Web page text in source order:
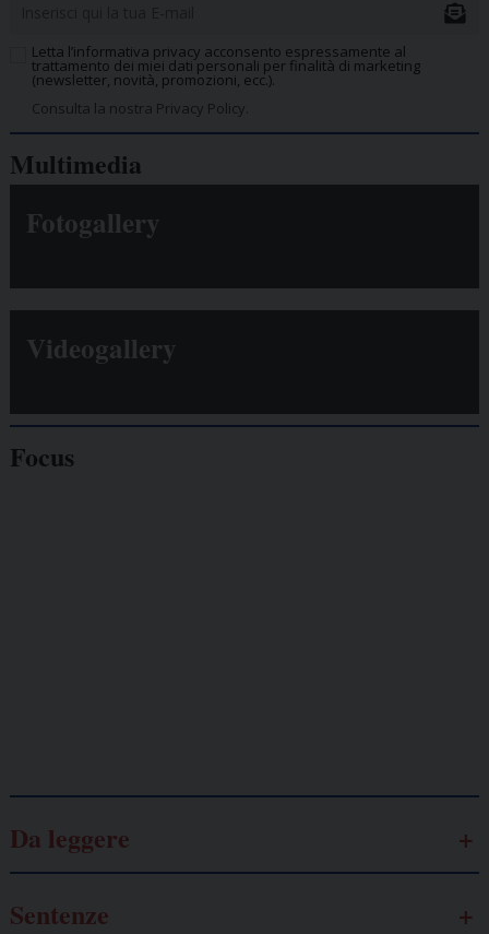
Letta l’informativa privacy acconsento espressamente al
trattamento dei miei dati personali per finalità di marketing
(newsletter, novità, promozioni, ecc.).
Consulta la nostra Privacy Policy.
Multimedia
Fotogallery
Videogallery
Focus
Da leggere
Sentenze